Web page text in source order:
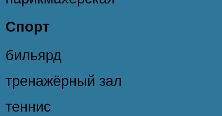
Спорт
бильярд
тренажёрный зал
теннис